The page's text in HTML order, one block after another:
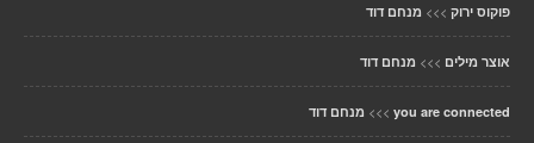
פוקוס ירוק >>> מנחם דוד
אוצר מילים >>> מנחם דוד
you are connected
>>> מנחם דוד